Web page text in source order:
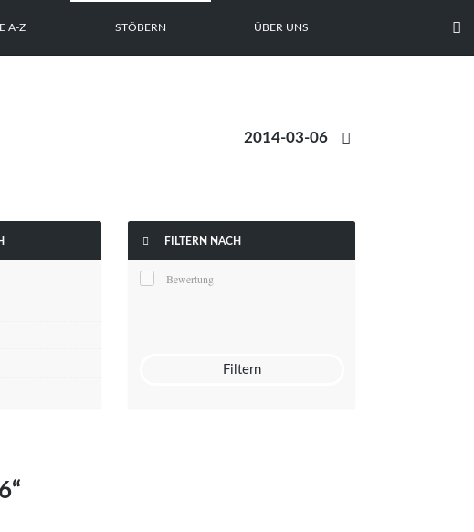
A-Z STÖBERN ÜBER UNS 

 FILTERN NACH
Bewertung
Filtern